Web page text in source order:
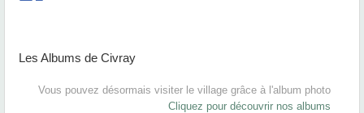
Les Albums de Civray
Vous pouvez désormais visiter le village grâce à l'album photo
Cliquez pour découvrir nos albums